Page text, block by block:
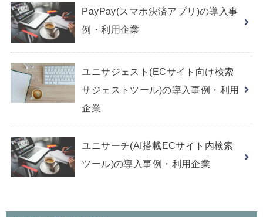
PayPay(スマホ決済アプリ)の導入事
例・利用企業
ユニサジェスト(ECサイト向け検索
サジェストツール)の導入事例・利用
企業
ユニサーチ(AI搭載ECサイト内検索
ツール)の導入事例・利用企業